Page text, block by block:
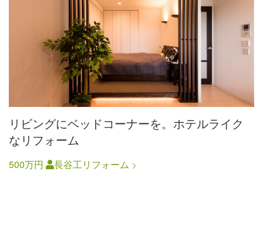
リビングにベッドコーナーを。ホテルライク
なリフォーム
500万円 長谷工リフォーム